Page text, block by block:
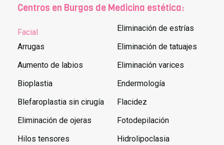
Centros en Burgos de Medicina estética:
Facial
Arrugas
Aumento de labios
Bioplastia
Blefaroplastia sin cirugía
Eliminación de ojeras
Hilos tensores
Eliminación de estrías
Eliminación de tatuajes
Eliminación varices
Endermología
Flacidez
Fotodepilación
Hidrolipoclasia